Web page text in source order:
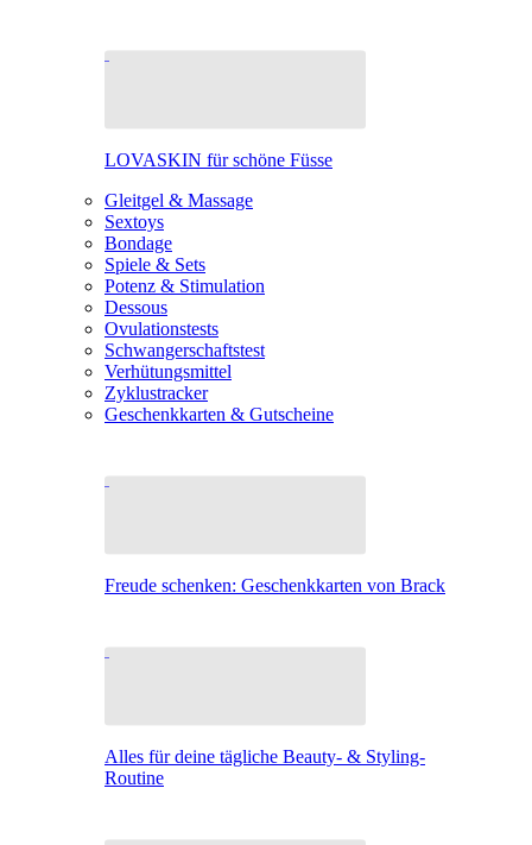
LOVASKIN für schöne Füsse
Gleitgel & Massage
Sextoys
Bondage
Spiele & Sets
Potenz & Stimulation
Dessous
Ovulationstests
Schwangerschaftstest
Verhütungsmittel
Zyklustracker
Geschenkkarten & Gutscheine
Freude schenken: Geschenkkarten von Brack
Alles für deine tägliche Beauty- & Styling-
Routine